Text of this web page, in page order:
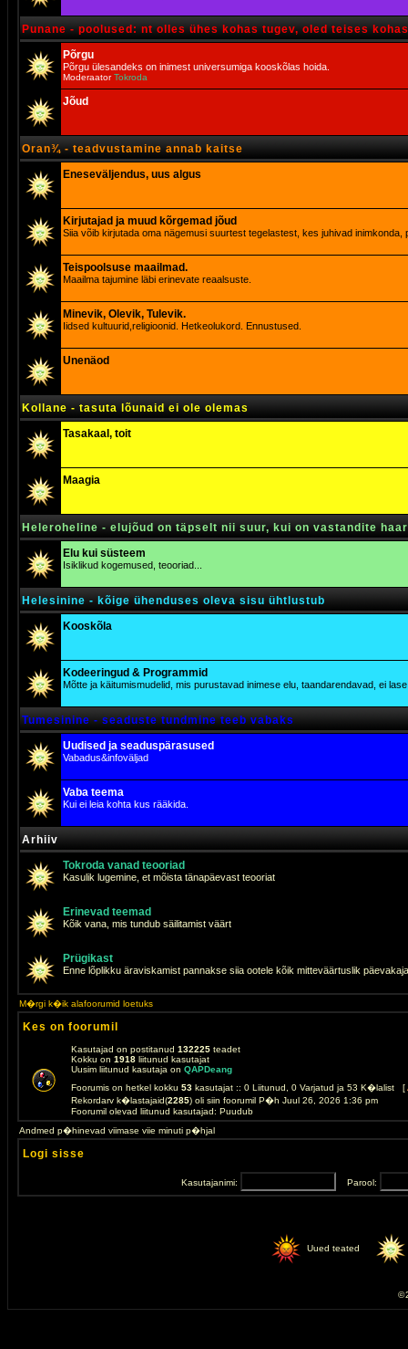
Punane - poolused: nt olles ühes kohas tugev, oled teises
Põrgu
Põrgu ülesandeks on inimest universumiga kooskõlas hoida.
ModeraatorTokroda
Jõud
Oran¾ - teadvustamine annab kaitse
Eneseväljendus, uus algus
Kirjutajad ja muud kõrgemad jõud
Siia võib kirjutada oma nägemusi suurtest tegelastest, kes juhivad inimkonda,
Teispoolsuse maailmad.
Maailma tajumine läbi erinevate reaalsuste.
Minevik, Olevik, Tulevik.
Iidsed kultuurid,religioonid. Hetkeolukord. Ennustused.
Unenäod
Kollane - tasuta lõunaid ei ole olemas
Tasakaal, toit
Maagia
Heleroheline - elujõud on täpselt nii suur, kui on vastandite
Elu kui süsteem
Isiklikud kogemused, teooriad...
Helesinine - kõige ühenduses oleva sisu ühtlustub
Kooskõla
Kodeeringud & Programmid
Mõtte ja käitumismudelid, mis purustavad inimese elu, taandarendavad, ei
Tumesinine - seaduste tundmine teeb vabaks
Uudised ja seaduspärasused
Vabadus&infoväljad
Vaba teema
Kui ei leia kohta kus rääkida.
Arhiiv
Tokroda vanad teooriad
Kasulik lugemine, et mõista tänapäevast teooriat
Erinevad teemad
Kõik vana, mis tundub säilitamist väärt
Prügikast
Enne lõplikku äraviskamist pannakse siia ootele kõik mitteväärtuslik
M�rgi k�ik alafoorumid loetuks
Kes on foorumil
Kasutajad on postitanud 132225 teadet
Kokku on 1918 liitunud kasutajat
Uusim liitunud kasutaja on QAPDeang
Foorumis on hetkel kokku 53 kasutajat :: 0 Liitunud, 0 Varjatud ja 53 K�lalist [
Rekordarv k�lastajaid(2285) oli siin foorumil P�h Juul 26, 2026 1:36 pm
Foorumil olevad liitunud kasutajad: Puudub
Andmed p�hinevad viimase viie minuti p�hjal
Logi sisse
Kasutajanimi: Parool:
Uued teated
©